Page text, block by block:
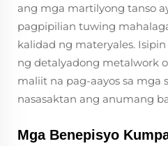
ang mga martilyong tanso
pagpipilian tuwing
kalidad ng materyales.
ng detalyadong metalwork
maliit na pag-aayos sa mga
nasasaktan ang anumang
Mga Benepisyo